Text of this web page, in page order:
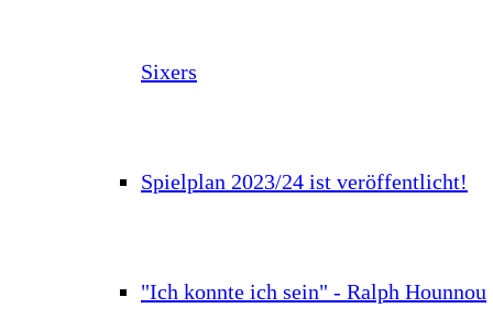
Sixers
Spielplan 2023/24 ist veröffentlicht!
"Ich konnte ich sein" - Ralph Hounnou